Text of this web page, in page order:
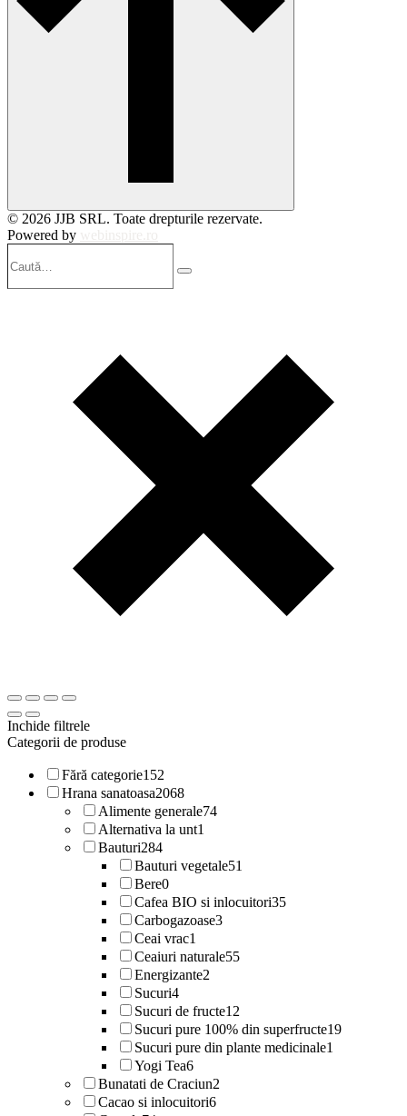
© 2026 JJB SRL. Toate drepturile rezervate.
Powered by
Search
Inchide filtrele
Categorii de produse
Fără categorie152
Hrana sanatoasa2068
Alimente generale74
Alternativa la unt1
Bauturi284
Bauturi vegetale51
Bere0
Cafea BIO si inlocuitori35
Carbogazoase3
Ceai vrac1
Ceaiuri naturale55
Energizante2
Sucuri4
Sucuri de fructe12
Sucuri pure 100% din superfructe19
Sucuri pure din plante medicinale1
Yogi Tea6
Bunatati de Craciun2
Cacao si inlocuitori6